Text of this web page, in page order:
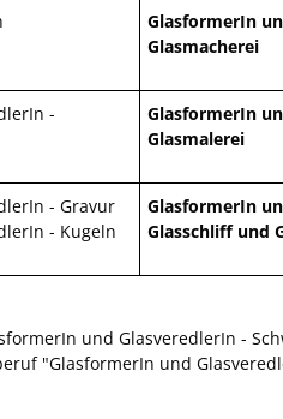
GlasformerIn
Glasmacherei
-
GlasformerIn
Glasmalerei
- Gravur
- Kugeln
GlasformerIn
Glasschliff und
und GlasveredlerIn -
"GlasformerIn und